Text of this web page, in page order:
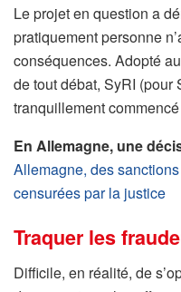
Le projet en question a
pratiquement personne
conséquences. Adopté
de tout débat, SyRI (pour
tranquillement
En Allemagne, une
Allemagne, des
censurées par la justice
Traquer les
Difficile, en réalité, de